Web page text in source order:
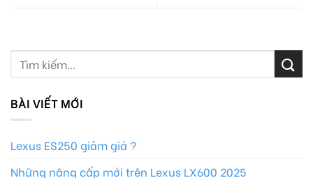
BÀI VIẾT MỚI
Lexus ES250 giảm giá ?
Những nâng cấp mới trên Lexus LX600 2025